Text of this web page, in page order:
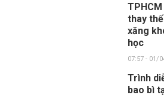
thay
xăng
học
07:57 - 01/
Trình
bao bì